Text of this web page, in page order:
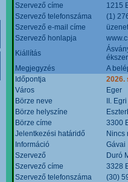
Szervező címe
1215
Szervező telefonszáma
(1)
Szervező e-mail címe
Szervező honlapja
Kiállítás
Megjegyzés
A
Időpontja
2026.
Város
Eger
Börze neve
II.
Börze helyszíne
Börze címe
3300
Jelentkezési határidő
Nincs
Információ
Gávai
Szervező
Duró
Szervező címe
3328
Szervező telefonszáma
(30)